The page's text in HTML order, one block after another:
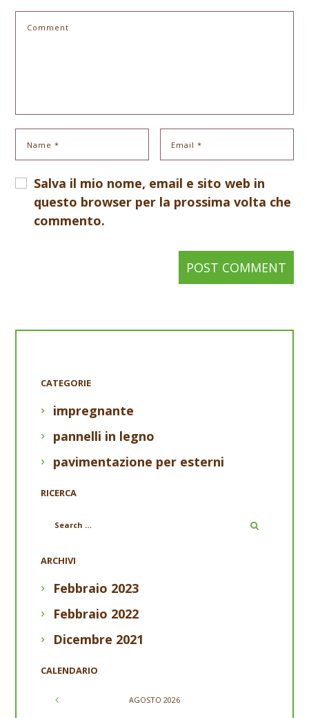
Salva il mio nome, email e sito web in
questo browser per la prossima volta che
commento.
CATEGORIE
impregnante
pannelli in legno
pavimentazione per esterni
RICERCA
ARCHIVI
Febbraio 2023
Febbraio 2022
Dicembre 2021
CALENDARIO
AGOSTO 2026